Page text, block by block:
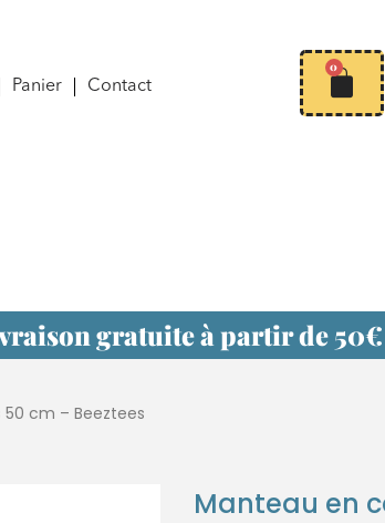
Panier Contact
0
gratuite à partir de 50€
cm – Beeztees
Manteau en